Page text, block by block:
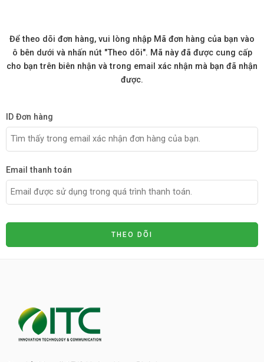
Để theo dõi đơn hàng, vui lòng nhập Mã đơn hàng của bạn vào
ô bên dưới và nhấn nút "Theo dõi". Mã này đã được cung cấp
cho bạn trên biên nhận và trong email xác nhận mà bạn đã nhận
được.
ID Đơn hàng
Email thanh toán
THEO DÕI